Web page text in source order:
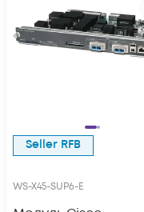
Seller RFB
WS-X45-SUP6-E